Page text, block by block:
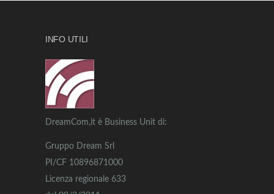
INFO UTILI
DreamCom,it è Business Unit di:
Gruppo Dream Srl
PI/CF 10896871000
Licenza regionale 633